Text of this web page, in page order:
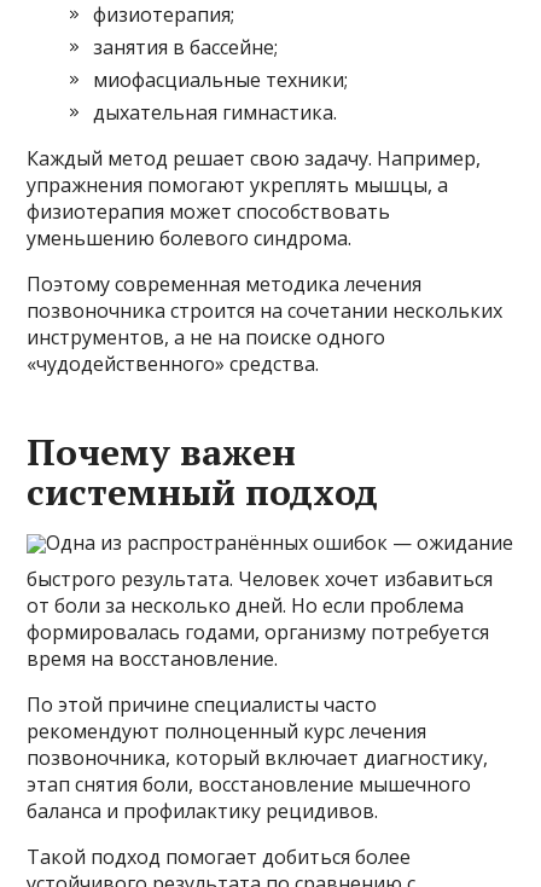
физиотерапия;
занятия в бассейне;
миофасциальные техники;
дыхательная гимнастика.
Каждый метод решает свою задачу. Например,
упражнения помогают укреплять мышцы, а
физиотерапия может способствовать
уменьшению болевого синдрома.
Поэтому современная методика лечения
позвоночника строится на сочетании нескольких
инструментов, а не на поиске одного
«чудодейственного» средства.
Почему важен
системный подход
Одна из распространённых ошибок — ожидание
быстрого результата. Человек хочет избавиться
от боли за несколько дней. Но если проблема
формировалась годами, организму потребуется
время на восстановление.
По этой причине специалисты часто
рекомендуют полноценный курс лечения
позвоночника, который включает диагностику,
этап снятия боли, восстановление мышечного
баланса и профилактику рецидивов.
Такой подход помогает добиться более